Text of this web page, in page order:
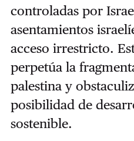
controladas por
asentamientos
acceso irrestricto.
perpetúa la
palestina y
posibilidad de
sostenible.